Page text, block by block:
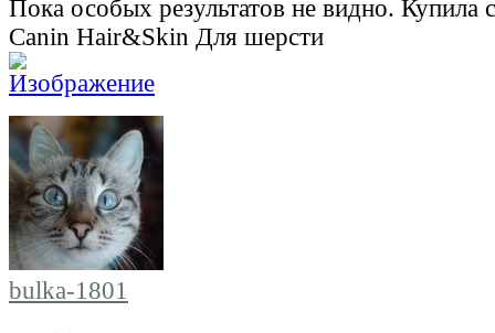
Пока особых результатов не видно. Купила
Canin Hair&Skin Для шерсти
bulka-1801